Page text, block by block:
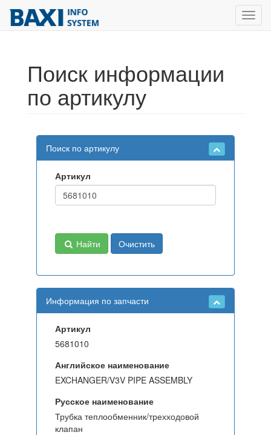
Поиск информации
по артикулу
Поиск по артикулу
Артикул
Найти Очистить
Информация по запчасти
Артикул
5681010
Английское наименование
EXCHANGER/V3V PIPE ASSEMBLY
Русское наименование
Трубка теплообменник/трехходовой
клапан